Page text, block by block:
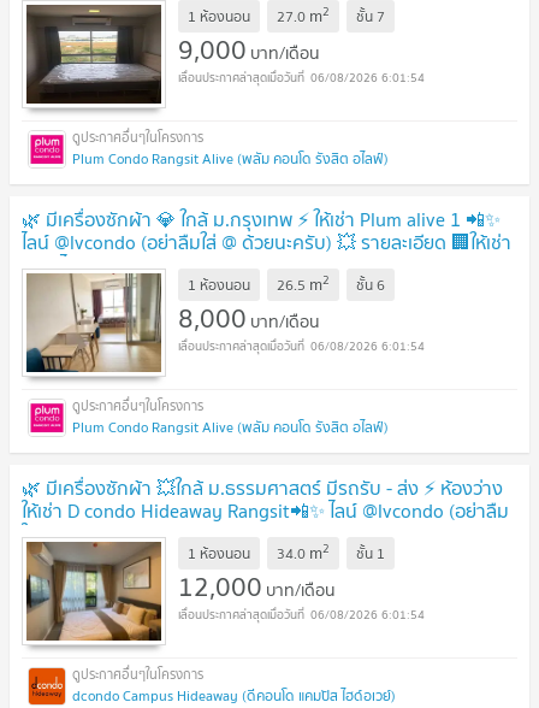
1 ห้องนอน 27.0 m2 ชั้น 7
9,000 บาท/เดือน
06/08/2026 6:01:54
Plum Condo Rangsit Alive (พลัม คอนโด รังสิต อไลฟ์)
🌿 มีเครื่องซักผ้า 💎 ใกล้ ม.กรุงเทพ ⚡️ ให้เช่า Plum alive 1 📲✨
ไลน์ @lvcondo (อย่าลืมใส่ @ ด้วยนะครับ) 💥 รายละเอียด 🏢ให้เช่า
📲✨ ไลน์ @lvcondo
1 ห้องนอน 26.5 m2 ชั้น6
8,000 บาท/เดือน
06/08/2026 6:01:54
Plum Condo Rangsit Alive (พลัม คอนโด รังสิต อไลฟ์)
🌿 มีเครื่องซักผ้า 💥ใกล้ ม.ธรรมศาสตร์ มีรถรับ - ส่ง ⚡️ ห้องว่าง
ให้เช่า D condo Hideaway Rangsit📲✨ ไลน์ @lvcondo (อย่าลืม
ใส่ @ ด้วยนะครับ)
1 ห้องนอน 34.0 m2 ชั้น 1
12,000 บาท/เดือน
06/08/2026 6:01:54
dcondo Campus Hideaway (ดีคอนโด แคมปัส ไฮด์อเวย์)